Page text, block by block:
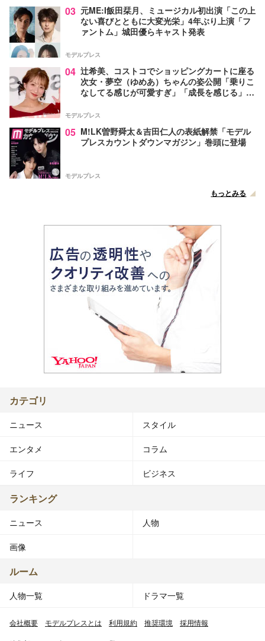
03 元ME:I飯田栞月、ミュージカル初出演「この上
ない喜びとともに大変光栄」4年ぶり上演「フ
ァントム」城田優らキャスト発表
モデルプレス
04 辻希美、コストコでショッピングカートに座る
次女・夢空（ゆめあ）ちゃんの姿公開「乗りこ
なしてる感じが可愛すぎ」「成長を感じる」の
モデルプレス
05 M!LK曽野舜太＆吉田仁人の表紙解禁「モデル
プレスカウントダウンマガジン」巻頭に登場
モデルプレス
もっとみる
カテゴリ
ニュース スタイル
エンタメ コラム
ライフ ビジネス
ランキング
ニュース 人物
画像
ルーム
人物一覧 ドラマ一覧
会社概要 モデルプレスとは 利用規約 推奨環境 採用情報